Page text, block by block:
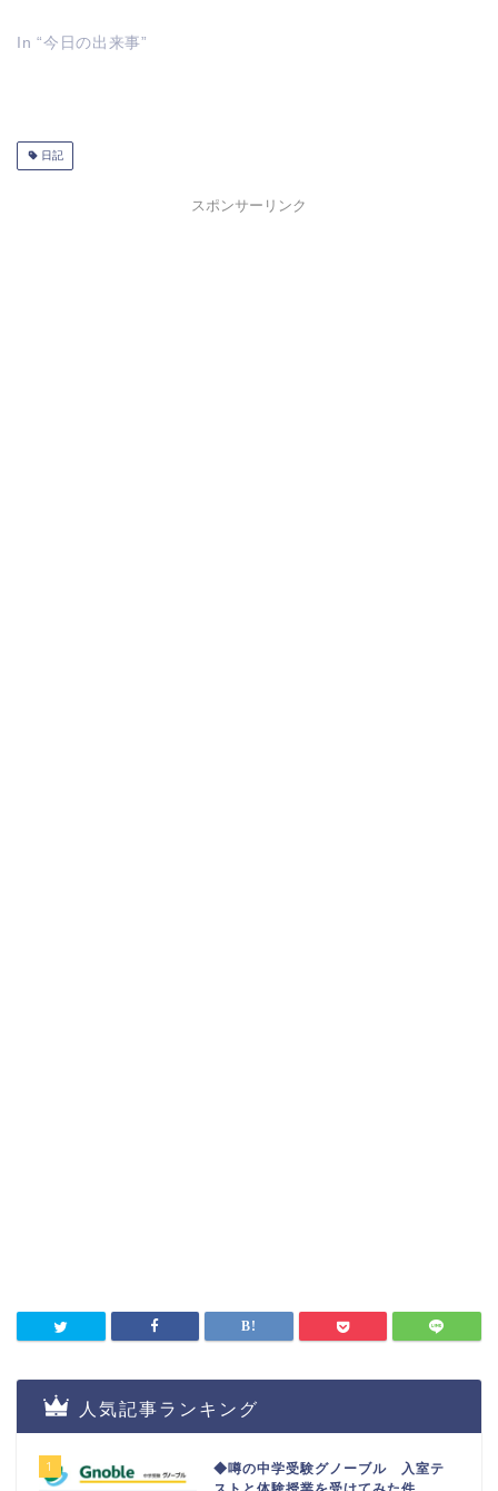
In “今日の出来事”
日記
スポンサーリンク
人気記事ランキング
1
◆噂の中学受験グノーブル 入室テ